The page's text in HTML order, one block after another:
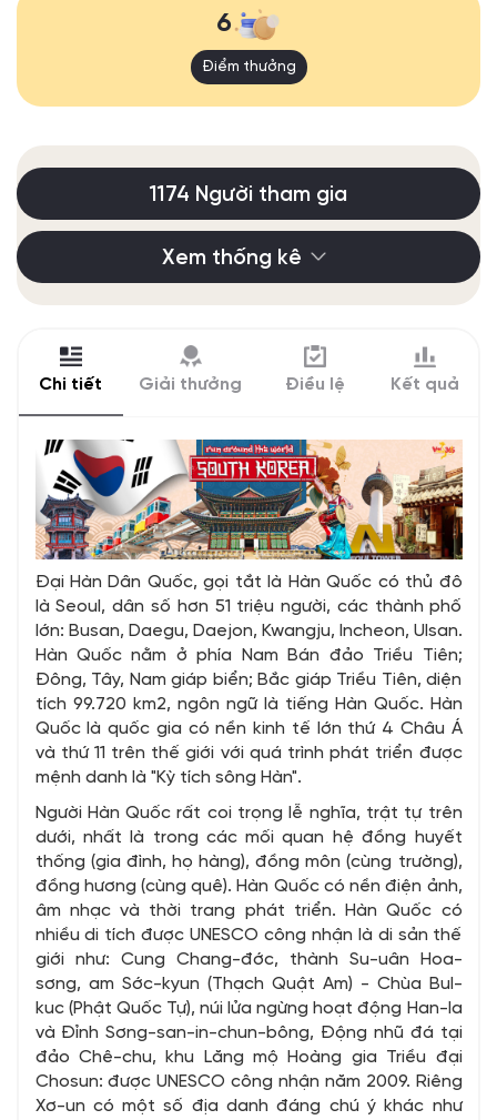
6
Điểm thưởng
1174 Người tham gia
Xem thống kê
Chi tiết Giải thưởng Điều lệ Kết quả
Đại Hàn Dân Quốc, gọi tắt là Hàn Quốc có thủ đô
là Seoul, dân số hơn 51 triệu người, các thành phố
lớn: Busan, Daegu, Daejon, Kwangju, Incheon, Ulsan.
Hàn Quốc nằm ở phía Nam Bán đảo Triều Tiên;
Đông, Tây, Nam giáp biển; Bắc giáp Triều Tiên, diện
tích 99.720 km2, ngôn ngữ là tiếng Hàn Quốc. Hàn
Quốc là quốc gia có nền kinh tế lớn thứ 4 Châu Á
và thứ 11 trên thế giới với quá trình phát triển được
mệnh danh là "Kỳ tích sông Hàn".
Người Hàn Quốc rất coi trọng lễ nghĩa, trật tự trên
dưới, nhất là trong các mối quan hệ đồng huyết
thống (gia đình, họ hàng), đồng môn (cùng trường),
đồng hương (cùng quê). Hàn Quốc có nền điện ảnh,
âm nhạc và thời trang phát triển. Hàn Quốc có
nhiều di tích được UNESCO công nhận là di sản thế
giới như: Cung Chang-đớc, thành Su-uân Hoa-
sơng, am Sớc-kyun (Thạch Quật Am) - Chùa Bul-
kuc (Phật Quốc Tự), núi lửa ngừng hoạt động Han-la
và Đỉnh Sơng-san-in-chun-bông, Động nhũ đá tại
đảo Chê-chu, khu Lăng mộ Hoàng gia Triều đại
Chosun: được UNESCO công nhận năm 2009. Riêng
Xơ-un có một số địa danh đáng chú ý khác như